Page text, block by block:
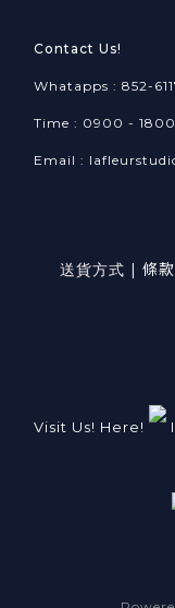
Contact Us!
Whatapps : 852-
Time : 0900 -
Email :
送貨方式 | 條
Visit Us! Here!